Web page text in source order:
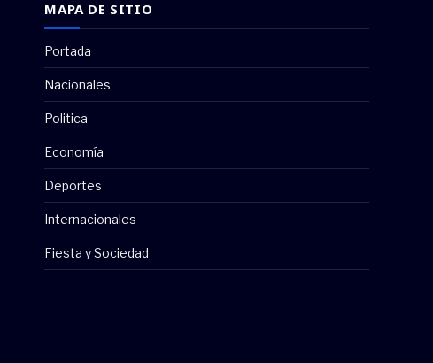
MAPA DE SITIO
Portada
Nacionales
Politica
Economía
Deportes
Internacionales
Fiesta y Sociedad